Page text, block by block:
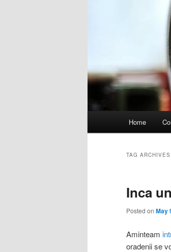
Home
TAG ARCHIVES:
Inca
Posted on May
Aminteam
oradenii se